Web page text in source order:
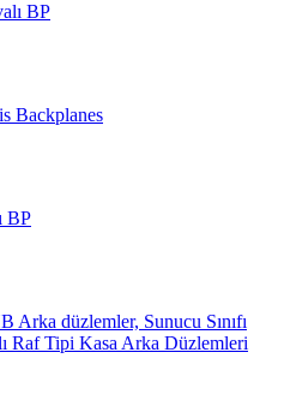
BP
Backplanes
BP
düzlemler, Sunucu Sınıfı
Raf Tipi Kasa Arka Düzlemleri